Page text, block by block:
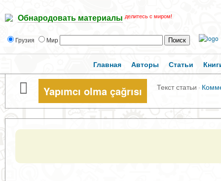
Обнародовать материалы делитесь с миром!
Грузия Мир
Главная Авторы Статьи
Yapımcı olma çağrısı Текст статьи ·